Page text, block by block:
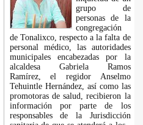
grupo de
personas de la
congregación
de Tonalixco, respecto a la falta de
personal médico, las autoridades
municipales encabezadas por la
alcaldesa Gabriela Ramos
Ramírez, el regidor Anselmo
Tehuintle Hernández, así como las
promotoras de salud, recibieron la
información por parte de los
responsables de la Jurisdicción